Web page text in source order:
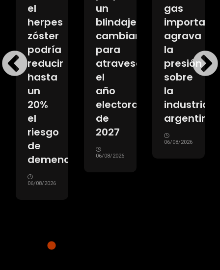
el
herpes
zóster
podría
reducir
hasta
un
20%
el
riesgo
de
demencia
06/08/2026
un
blindaje
cambiario
para
atravesar
el
año
electoral
de
2027
06/08/2026
gas
importado
agrava
la
presión
sobre
la
industria
argentina
06/08/2026